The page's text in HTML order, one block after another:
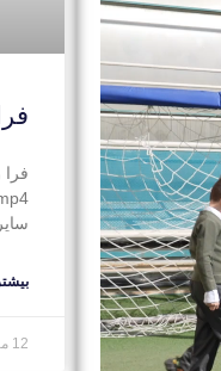
12 مرداد 1405